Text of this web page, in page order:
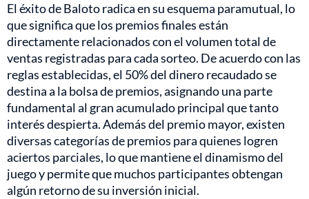
El éxito de Baloto radica en su esquema paramutual, lo
que significa que los premios finales están
directamente relacionados con el volumen total de
ventas registradas para cada sorteo. De acuerdo con las
reglas establecidas, el 50% del dinero recaudado se
destina a la bolsa de premios, asignando una parte
fundamental al gran acumulado principal que tanto
interés despierta. Además del premio mayor, existen
diversas categorías de premios para quienes logren
aciertos parciales, lo que mantiene el dinamismo del
juego y permite que muchos participantes obtengan
algún retorno de su inversión inicial.